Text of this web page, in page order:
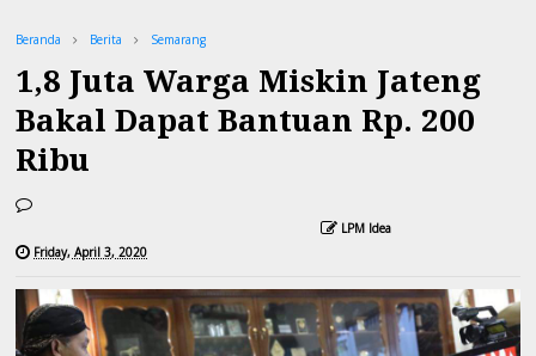
Beranda Berita Semarang
1,8 Juta Warga Miskin Jateng
Bakal Dapat Bantuan Rp. 200
Ribu
LPM Idea
Friday, April 3, 2020